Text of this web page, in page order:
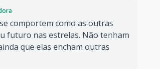
comportem como as outras
futuro nas estrelas. Não tenham
que elas encham outras